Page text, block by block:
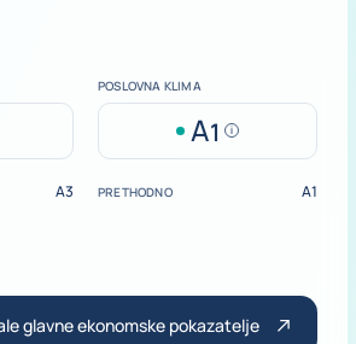
POSLOVNA KLIMA
A1 Help
A3 PRETHODNO A1
glavne ekonomske pokazatelje